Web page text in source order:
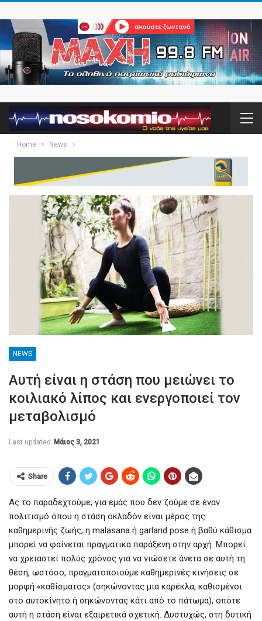
Home News
NEWS
Αυτή είναι η στάση που μειώνει το
κοιλιακό λίπος και ενεργοποιεί τον
μεταβολισμό
Last updated Μάιος 3, 2021
Share
Ας το παραδεχτούμε, για εμάς που δεν ζούμε σε έναν
πολιτισμό όπου η στάση οκλαδόν είναι μέρος της
καθημερινής ζωής, η malasana ή garland pose ή βαθύ κάθισμα
μπορεί να φαίνεται πραγματικά παράξενη στην αρχή. Μπορεί
να χρειαστεί πολύς χρόνος για να νιώσετε άνετα σε αυτή τη
θέση, ωστόσο, πραγματοποιούμε καθημερινές κινήσεις σε
μορφή «καθίσματος» (σηκώνοντας μια καρέκλα, καθισμένοι
στο αυτοκίνητο ή σηκώνοντας κάτι από το πάτωμα), οπότε
αυτή η στάση είναι εξαιρετικά σχετική. Δυστυχώς, στη δυτική